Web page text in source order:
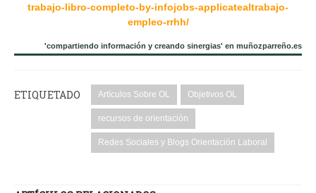
trabajo-libro-completo-by-infojobs-applicatealtrabajo-
empleo-rrhh/
'compartiendo información y creando sinergias' en muñozparreño.es
ETIQUETADO Artículos Sobre OL Objetivos OL
recursos de orientación
Redes Sociales y Blogs Orientación Laboral